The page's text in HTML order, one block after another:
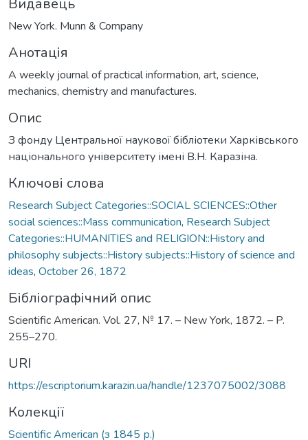
New York. Munn & Company
Анотація
A weekly journal of practical information, art, science,
mechanics, chemistry and manufactures.
Опис
З фонду Центральної наукової бібліотеки Харківського
національного університету імені В.Н. Каразіна.
Ключові слова
Research Subject Categories::SOCIAL SCIENCES::Other
social sciences::Mass communication, Research Subject
Categories::HUMANITIES and RELIGION::History and
philosophy subjects::History subjects::History of science and
ideas, October 26, 1872
Бібліографічний опис
Scientific American. Vol. 27, № 17. – New York, 1872. – P.
255–270.
URI
https://escriptorium.karazin.ua/handle/1237075002/3088
Колекції
Scientific American (з 1845 р.)